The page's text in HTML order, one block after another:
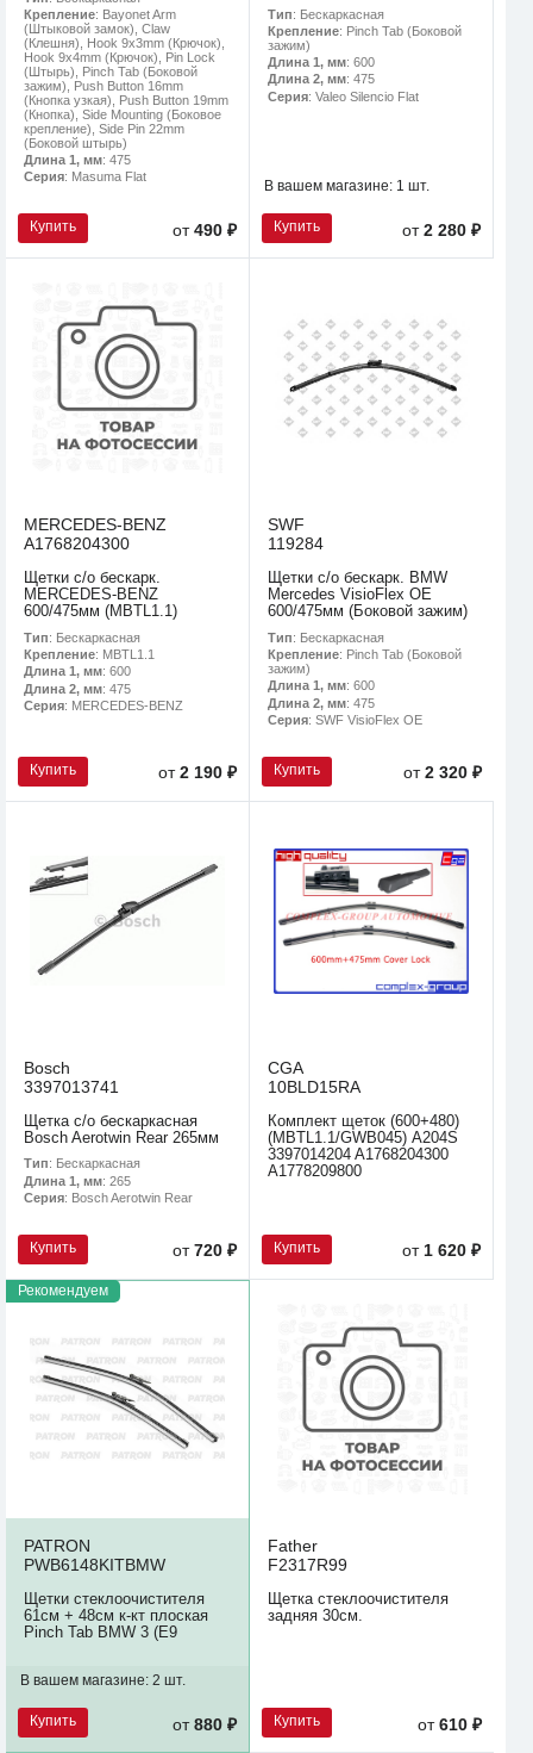
Крепление: Bayonet Arm
(Штыковой замок), Claw
(Клешня), Hook 9x3mm (Крючок),
Hook 9x4mm (Крючок), Pin Lock
(Штырь), Pinch Tab (Боковой
зажим), Push Button 16mm
(Кнопка узкая), Push Button 19mm
(Кнопка), Side Mounting (Боковое
крепление), Side Pin 22mm
(Боковой штырь)
Длина 1, мм: 475
Серия: Masuma Flat
Купить от490 ₽
Тип: Бескаркасная
Крепление: Pinch Tab (Боковой
зажим)
Длина 1, мм: 600
Длина 2, мм: 475
Серия: Valeo Silencio Flat
В вашем магазине: 1 шт.
Купить от2 280 ₽
MERCEDES-BENZ
A1768204300
Щетки с/о бескарк.
MERCEDES-BENZ
600/475мм (MBTL1.1)
Тип: Бескаркасная
Крепление: MBTL1.1
Длина 1, мм: 600
Длина 2, мм: 475
Серия: MERCEDES-BENZ
Купить от2 190 ₽
SWF
119284
Щетки с/о бескарк. BMW
Mercedes VisioFlex OE
600/475мм (Боковой зажим)
Тип: Бескаркасная
Крепление: Pinch Tab (Боковой
зажим)
Длина 1, мм: 600
Длина 2, мм: 475
Серия: SWF VisioFlex OE
Купить от2 320 ₽
Bosch
3397013741
Щетка с/о бескаркасная
Bosch Aerotwin Rear 265мм
Тип: Бескаркасная
Длина 1, мм: 265
Серия: Bosch Aerotwin Rear
Купить от720 ₽
CGA
10BLD15RA
Комплект щеток (600+480)
(MBTL1.1/GWB045) A204S
3397014204 A1768204300
A1778209800
Купить от1 620 ₽
Рекомендуем
PATRON
PWB6148KITBMW
Щетки стеклоочистителя
61см + 48см к-кт плоская
Pinch Tab BMW 3 (E9
В вашем магазине: 2 шт.
Купить от880 ₽
Father
F2317R99
Щетка стеклоочистителя
задняя 30см.
Купить от610 ₽